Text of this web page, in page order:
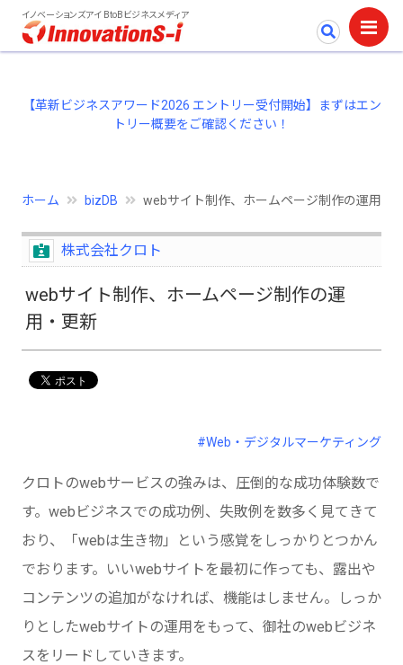
イノベーションズアイ BtoBビジネスメディア
【革新ビジネスアワード2026 エントリー受付開始】まずはエン
トリー概要をご確認ください！
ホーム bizDB webサイト制作、ホームページ制作の運用・
株式会社クロト
webサイト制作、ホームページ制作の運
用・更新
#Web・デジタルマーケティング
クロトのwebサービスの強みは、圧倒的な成功体験数で
す。webビジネスでの成功例、失敗例を数多く見てきて
おり、「webは生き物」という感覚をしっかりとつかん
でおります。いいwebサイトを最初に作っても、露出や
コンテンツの追加がなければ、機能はしません。しっか
りとしたwebサイトの運用をもって、御社のwebビジネ
スをリードしていきます。